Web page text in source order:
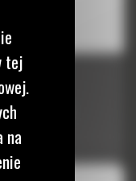
warunkach, np.
tej
na